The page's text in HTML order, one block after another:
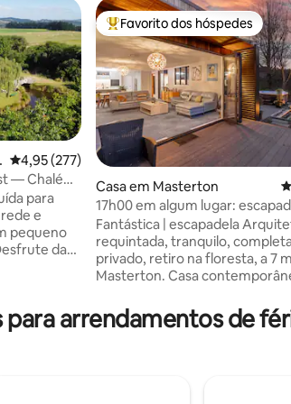
apreciados
Classificação média de 4,95 em 5 estrelas,
4,95 (277)
— Chalé
para
e
Favoritos dos hóspedes mais
Favorito dos hóspedes
Casa em Masterton
​17h00 em algum lugar:
premium em Wairarapa
Fantástica | escapadela
requintada, tranquilo,
privado, retiro na floresta, a 7
Masterton. Casa contemporânea de alto
para todas as estações. ​Interiores limpos
e minimalistas com três
arrendamentos de